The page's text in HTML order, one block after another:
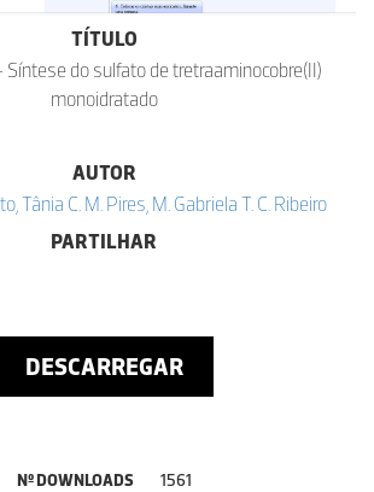
TÍTULO
- Síntese do sulfato de tretraaminocobre(II)
monoidratado
AUTOR
Tânia C. M. Pires, M. Gabriela T. C. Ribeiro
PARTILHAR
DESCARREGAR
Nº DOWNLOADS 1561